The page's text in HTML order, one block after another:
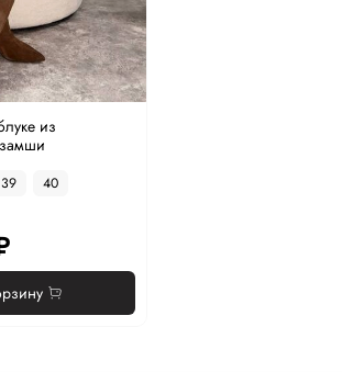
из
39 40